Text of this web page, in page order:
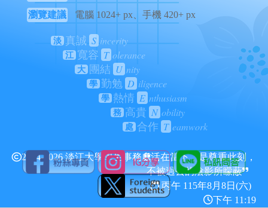
瀏覽建議
電腦 1024+ px、手機 420+ px
淡 真誠 S incerity
江 寬容 T olerance
大 團結 U nity
學 勤勉 D iligence
學 熱情 E nthusiasm
務 高貴 N obility
處 合作 T eamwork
2024-2026 淡江大學學生事務處活在當下，是尊重此刻，
不被過去的陰影所矇蔽
丙午 115年8月8日(六)
下午 11:19